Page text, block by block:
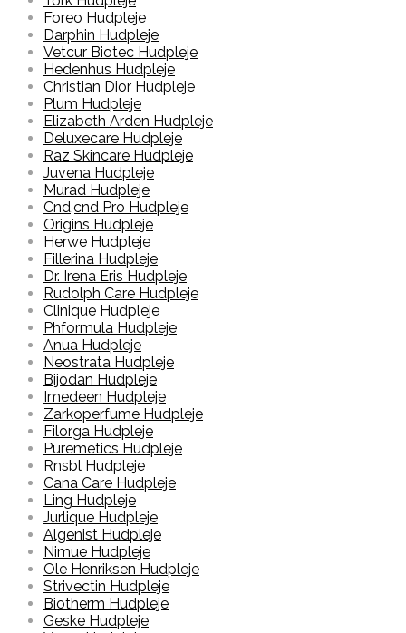
Foreo Hudpleje
Darphin Hudpleje
Vetcur Biotec Hudpleje
Hedenhus Hudpleje
Christian Dior Hudpleje
Plum Hudpleje
Elizabeth Arden Hudpleje
Deluxecare Hudpleje
Raz Skincare Hudpleje
Juvena Hudpleje
Murad Hudpleje
Cnd,cnd Pro Hudpleje
Origins Hudpleje
Herwe Hudpleje
Fillerina Hudpleje
Dr. Irena Eris Hudpleje
Rudolph Care Hudpleje
Clinique Hudpleje
Phformula Hudpleje
Anua Hudpleje
Neostrata Hudpleje
Bijodan Hudpleje
Imedeen Hudpleje
Zarkoperfume Hudpleje
Filorga Hudpleje
Puremetics Hudpleje
Rnsbl Hudpleje
Cana Care Hudpleje
Ling Hudpleje
Jurlique Hudpleje
Algenist Hudpleje
Nimue Hudpleje
Ole Henriksen Hudpleje
Strivectin Hudpleje
Biotherm Hudpleje
Geske Hudpleje